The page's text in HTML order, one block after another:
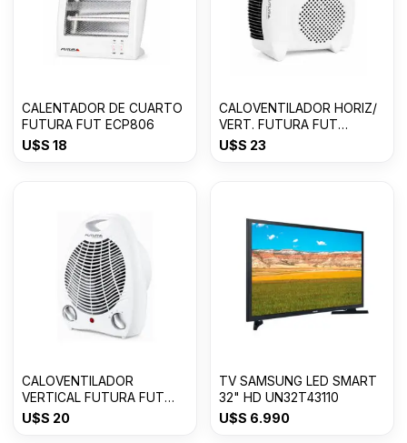
CALENTADOR DE CUARTO
FUTURA FUT ECP806
U$S 18
CALOVENTILADOR HORIZ/
VERT. FUTURA FUT
CV2003VH
U$S 23
CALOVENTILADOR
VERTICAL FUTURA FUT
CV2001
U$S 20
TV SAMSUNG LED SMART
32" HD UN32T43110
U$S 6.990